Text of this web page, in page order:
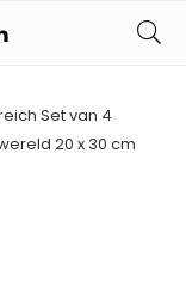
Set van 4
20 x 30 cm